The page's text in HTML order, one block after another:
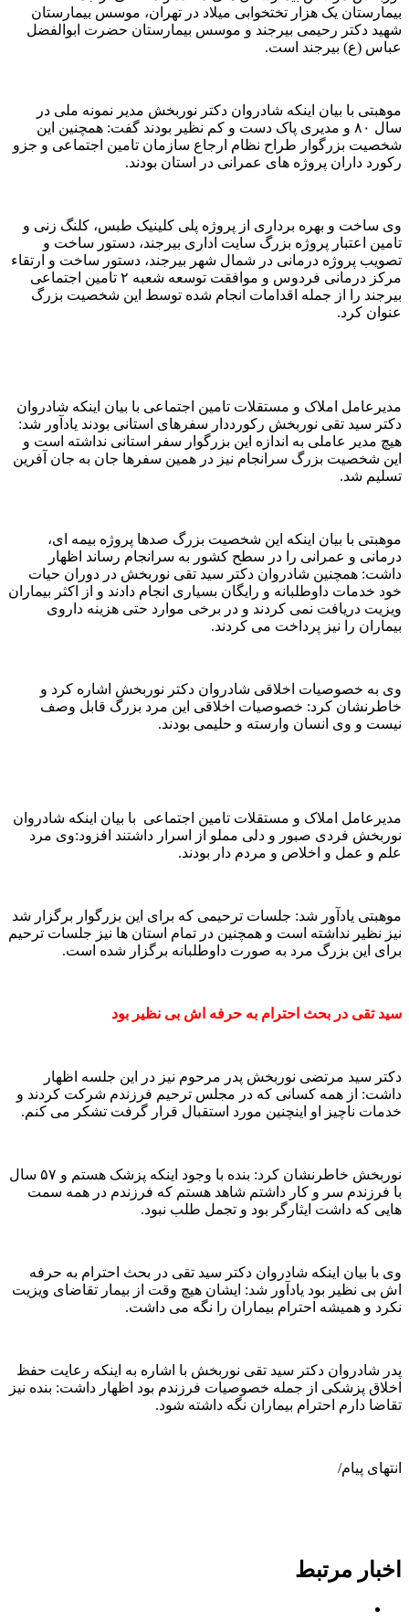
بیمارستان یک هزار تختخوابی میلاد در تهران، موسس بیمارستان
شهید دکتر رحیمی بیرجند و موسس بیمارستان حضرت ابوالفضل
عباس (ع) بیرجند است.
موهبتی با بیان اینکه شادروان دکتر نوربخش مدیر نمونه ملی در
سال ۸۰ و مدیری پاک دست و کم نظیر بودند گفت: همچنین این
شخصیت بزرگوار طراح نظام ارجاع سازمان تامین اجتماعی و جزو
رکورد داران پروژه های عمرانی در استان بودند.
وی ساخت و بهره برداری از پروژه پلی کلینیک طبس، کلنگ زنی و
تامین اعتبار پروژه بزرگ سایت اداری بیرجند، دستور ساخت و
تصویب پروژه درمانی در شمال شهر بیرجند، دستور ساخت و ارتقاء
مرکز درمانی فردوس و موافقت توسعه شعبه ۲ تامین اجتماعی
بیرجند را از جمله اقدامات انجام شده توسط این شخصیت بزرگ
عنوان کرد.
مدیرعامل املاک و مستقلات تامین اجتماعی با بیان اینکه شادروان
دکتر سید تقی نوربخش رکورددار سفرهای استانی بودند یادآور شد:
هیچ مدیر عاملی به اندازه این بزرگوار سفر استانی نداشته است و
این شخصیت بزرگ سرانجام نیز در همین سفرها جان به جان آفرین
تسلیم شد.
موهبتی با بیان اینکه این شخصیت بزرگ صدها پروژه بیمه ای،
درمانی و عمرانی را در سطح کشور به سرانجام رساند اظهار
داشت: همچنین شادروان دکتر سید تقی نوربخش در دوران حیات
خود خدمات داوطلبانه و رایگان بسیاری انجام دادند و از اکثر بیماران
ویزیت دریافت نمی کردند و در برخی موارد حتی هزینه داروی
بیماران را نیز پرداخت می کردند.
وی به خصوصیات اخلاقی شادروان دکتر نوربخش اشاره کرد و
خاطرنشان کرد: خصوصیات اخلاقی این مرد بزرگ قابل وصف
نیست و وی انسان وارسته و حلیمی بودند.
مدیرعامل املاک و مستقلات تامین اجتماعی با بیان اینکه شادروان
نوربخش فردی صبور و دلی مملو از اسرار داشتند افزود:وی مرد
علم و عمل و اخلاص و مردم دار بودند.
موهبتی یادآور شد: جلسات ترحیمی که برای این بزرگوار برگزار شد
نیز نظیر نداشته است و همچنین در تمام استان ها نیز جلسات ترحیم
برای این بزرگ مرد به صورت داوطلبانه برگزار شده است.
سید تقی در بحث احترام به حرفه اش بی نظیر بود
دکتر سید مرتضی نوربخش پدر مرحوم نیز در این جلسه اظهار
داشت: از همه کسانی که در مجلس ترحیم فرزندم شرکت کردند و
خدمات ناچیز او اینچنین مورد استقبال قرار گرفت تشکر می کنم.
نوربخش خاطرنشان کرد: بنده با وجود اینکه پزشک هستم و ۵۷ سال
با فرزندم سر و کار داشتم شاهد هستم که فرزندم در همه سمت
هایی که داشت ایثارگر بود و تجمل طلب نبود.
وی با بیان اینکه شادروان دکتر سید تقی در بحث احترام به حرفه
اش بی نظیر بود یادآور شد: ایشان هیچ وقت از بیمار تقاضای ویزیت
نکرد و همیشه احترام بیماران را نگه می داشت.
پدر شادروان دکتر سید تقی نوربخش با اشاره به اینکه رعایت حفظ
اخلاق پزشکی از جمله خصوصیات فرزندم بود اظهار داشت: بنده نیز
تقاضا دارم احترام بیماران نگه داشته شود.
انتهای پیام/
اخبار مرتبط